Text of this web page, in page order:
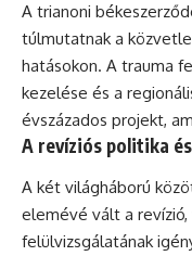
A trianoni
túlmutatnak a
hatásokon. A trauma
kezelése és a
évszázados projekt,
A revíziós politika
A két világháború
elemévé vált a
felülvizsgálatának